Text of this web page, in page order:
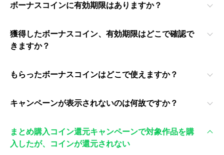
ボーナスコインに有効期限はありますか？
獲得したボーナスコイン、有効期限はどこで確認で
きますか？
もらったボーナスコインはどこで使えますか？
キャンペーンが表示されないのは何故ですか？
まとめ購入コイン還元キャンペーンで対象作品を購
入したが、コインが還元されない